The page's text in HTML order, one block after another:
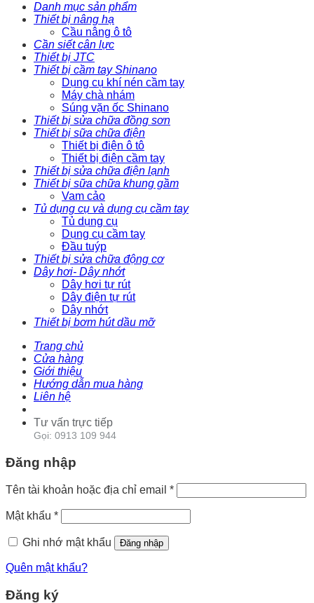
Danh mục sản phẩm
Thiết bị nâng hạ
Cầu nâng ô tô
Cần siết cân lực
Thiết bị JTC
Thiết bị cầm tay Shinano
Dụng cụ khí nén cầm tay
Máy chà nhám
Súng vặn ốc Shinano
Thiết bị sửa chữa đồng sơn
Thiết bị sữa chữa điện
Thiết bị điện ô tô
Thiết bị điện cầm tay
Thiết bị sửa chữa điện lạnh
Thiết bị sữa chữa khung gầm
Vam cảo
Tủ dụng cụ và dụng cụ cầm tay
Tủ dụng cụ
Dụng cụ cầm tay
Đầu tuýp
Thiết bị sửa chữa động cơ
Dây hơi- Dây nhớt
Dây hơi tự rút
Dây điện tự rút
Dây nhớt
Thiết bị bơm hút dầu mỡ
Trang chủ
Cửa hàng
Giới thiệu
Hướng dẫn mua hàng
Liên hệ
Tư vấn trực tiếp
Gọi: 0913 109 944
Đăng nhập
Tên tài khoản hoặc địa chỉ email *
Mật khẩu *
Ghi nhớ mật khẩu Đăng nhập
Quên mật khẩu?
Đăng ký